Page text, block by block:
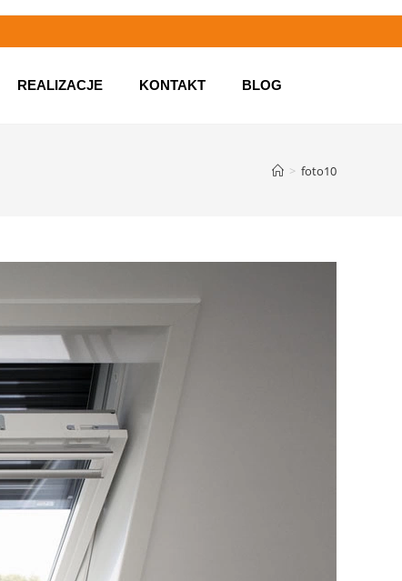
REALIZACJE KONTAKT BLOG
> foto10